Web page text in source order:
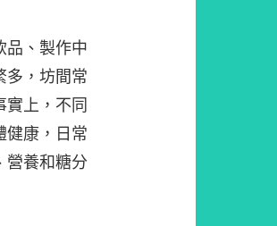
品、製作中
多，坊間常
實上，不同
健康，日常
營養和糖分